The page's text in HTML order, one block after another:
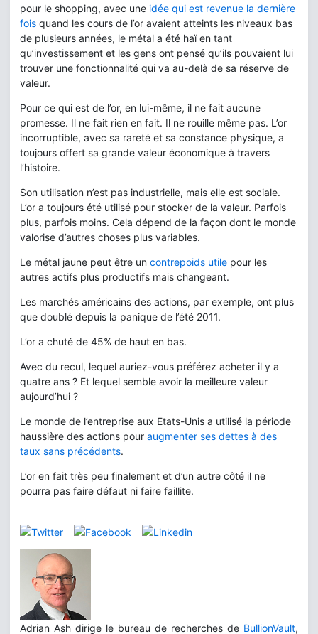
pour le shopping, avec une idée qui est revenue la dernière
fois quand les cours de l’or avaient atteints les niveaux bas
de plusieurs années, le métal a été haï en tant
qu’investissement et les gens ont pensé qu’ils pouvaient lui
trouver une fonctionnalité qui va au-delà de sa réserve de
valeur.
Pour ce qui est de l’or, en lui-même, il ne fait aucune
promesse. Il ne fait rien en fait. Il ne rouille même pas. L’or
incorruptible, avec sa rareté et sa constance physique, a
toujours offert sa grande valeur économique à travers
l’histoire.
Son utilisation n’est pas industrielle, mais elle est sociale.
L’or a toujours été utilisé pour stocker de la valeur. Parfois
plus, parfois moins. Cela dépend de la façon dont le monde
valorise d’autres choses plus variables.
Le métal jaune peut être un contrepoids utile pour les
autres actifs plus productifs mais changeant.
Les marchés américains des actions, par exemple, ont plus
que doublé depuis la panique de l’été 2011.
L’or a chuté de 45% de haut en bas.
Avec du recul, lequel auriez-vous préférez acheter il y a
quatre ans ? Et lequel semble avoir la meilleure valeur
aujourd’hui ?
Le monde de l’entreprise aux Etats-Unis a utilisé la période
haussière des actions pour augmenter ses dettes à des
taux sans précédents.
L’or en fait très peu finalement et d’un autre côté il ne
pourra pas faire défaut ni faire faillite.
Adrian Ash dirige le bureau de recherches de BullionVault,